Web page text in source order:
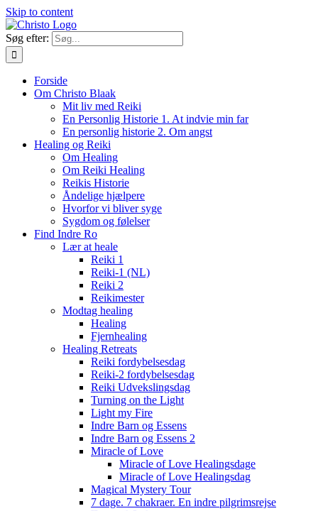
Skip to content
Søg efter:
Forside
Om Christo Blaak
Mit liv med Reiki
En Personlig Historie 1. At indvie min far
En personlig historie 2. Om angst
Healing og Reiki
Om Healing
Om Reiki Healing
Reikis Historie
Åndelige hjælpere
Hvorfor vi bliver syge
Sygdom og følelser
Find Indre Ro
Lær at heale
Reiki 1
Reiki-1 (NL)
Reiki 2
Reikimester
Modtag healing
Healing
Fjernhealing
Healing Retreats
Reiki fordybelsesdag
Reiki-2 fordybelsesdag
Reiki Udvekslingsdag
Turning on the Light
Light my Fire
Indre Barn og Essens
Indre Barn og Essens 2
Miracle of Love
Miracle of Love Healingsdage
Miracle of Love Healingsdag
Magical Mystery Tour
7 dage. 7 chakraer. En indre pilgrimsrejse